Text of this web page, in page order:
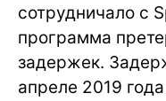
сотрудничало с
программа
задержек.
апреле 2019